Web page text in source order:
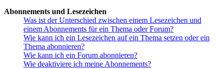
Abonnements und Lesezeichen
Was ist der Unterschied zwischen einem Lesezeichen und
einem Abonnements für ein Thema oder Forum?
Wie kann ich ein Lesezeichen auf ein Thema setzen oder ein
Thema abonnieren?
Wie kann ich ein Forum abonnieren?
Wie deaktiviere ich meine Abonnements?